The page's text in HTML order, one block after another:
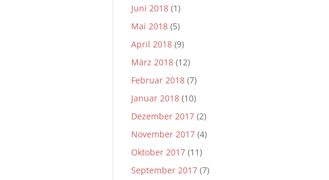
Juni 2018 (1)
Mai 2018 (5)
April 2018 (9)
März 2018 (12)
Februar 2018 (7)
Januar 2018 (10)
Dezember 2017 (2)
November 2017 (4)
Oktober 2017 (11)
September 2017 (7)